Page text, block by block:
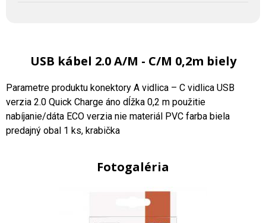
USB kábel 2.0 A/M - C/M 0,2m biely
Parametre produktu konektory A vidlica – C vidlica USB
verzia 2.0 Quick Charge áno dĺžka 0,2 m použitie
nabíjanie/dáta ECO verzia nie materiál PVC farba biela
predajný obal 1 ks, krabička
Fotogaléria